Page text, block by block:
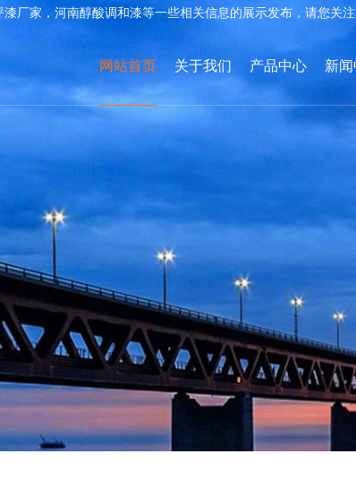
漆厂家，河南醇酸调和漆等一些相关信息的展示发布，请您关注
网站首页 关于我们 产品中心 新